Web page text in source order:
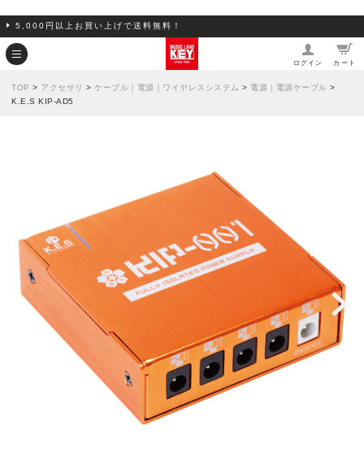
5,000円以上お買い上げで送料無料！
ログイン カート
TOP > アクセサリ > ケーブル｜電源｜ワイヤレスシステム > 電源｜電源ケーブル >
K.E.S KIP-AD5